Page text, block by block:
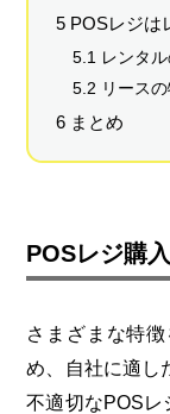
5 POSレジは
5.1 レンタ
5.2 リース
6 まとめ
POSレジ購
さまざまな特
め、自社に適し
不適切なPOSレ